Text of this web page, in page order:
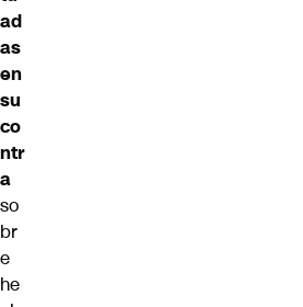
ad
as
en
su
co
ntr
a
so
br
e
he